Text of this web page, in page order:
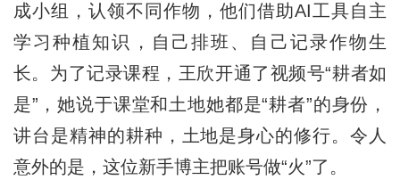
成小组，认领不同作物，他们借助AI工具自主
学习种植知识，自己排班、自己记录作物生
长。为了记录课程，王欣开通了视频号“耕者如
是”，她说于课堂和土地她都是“耕者”的身份，
讲台是精神的耕种，土地是身心的修行。令人
意外的是，这位新手博主把账号做“火”了。